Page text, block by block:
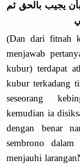
يجيب بالحق ثم
(Dan dari fitnah
menjawab
kubur) terdapat
kubur terkadang
seseorang
kemudian ia
dengan benar
sembrono
menjauhi